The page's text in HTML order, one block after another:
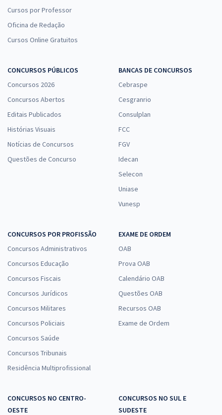
Cursos por Professor
Oficina de Redação
Cursos Online Gratuitos
CONCURSOS PÚBLICOS
Concursos 2026
Concursos Abertos
Editais Publicados
Histórias Visuais
Notícias de Concursos
Questões de Concurso
BANCAS DE CONCURSOS
Cebraspe
Cesgranrio
Consulplan
FCC
FGV
Idecan
Selecon
Uniase
Vunesp
CONCURSOS POR PROFISSÃO
Concursos Administrativos
Concursos Educação
Concursos Fiscais
Concursos Jurídicos
Concursos Militares
Concursos Policiais
Concursos Saúde
Concursos Tribunais
Residência Multiprofissional
EXAME DE ORDEM
OAB
Prova OAB
Calendário OAB
Questões OAB
Recursos OAB
Exame de Ordem
CONCURSOS NO CENTRO-
OESTE
CONCURSOS NO SUL E
SUDESTE